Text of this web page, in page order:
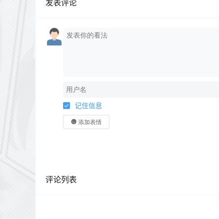
发表评论
记住信息
添加表情
评论列表